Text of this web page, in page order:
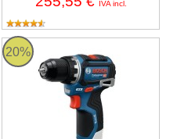
IVA incl.
Taladro atornillador a batería
20%
Bosch GSR 12V-32 Professional